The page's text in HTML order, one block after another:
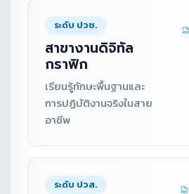
ระดับ ปวช.
สาขางานดิจิทัล
กราฟิก
เรียนรู้ทักษะพื้นฐานและ
การปฏิบัติงานจริงในสาย
อาชีพ
ระดับ ปวส.